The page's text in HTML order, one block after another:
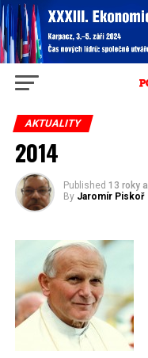
AKTUALITY
2014
Published 13 roky
By Jaromír Piskoř